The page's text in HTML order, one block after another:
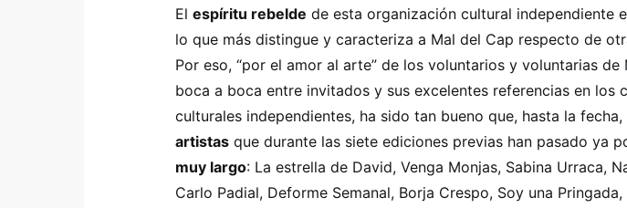
El espíritu rebelde de esta organización cultural independiente
lo que más distingue y caracteriza a Mal del Cap respecto de
Por eso, “por el amor al arte” de los voluntarios y voluntarias de
boca a boca entre invitados y sus excelentes referencias en los
culturales independientes, ha sido tan bueno que, hasta la fecha,
artistas que durante las siete ediciones previas han pasado ya
muy largo: La estrella de David, Venga Monjas, Sabina Urraca,
Carlo Padial, Deforme Semanal, Borja Crespo, Soy una Pringada,